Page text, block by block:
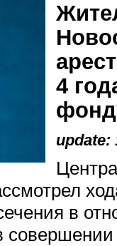
4
update:
в